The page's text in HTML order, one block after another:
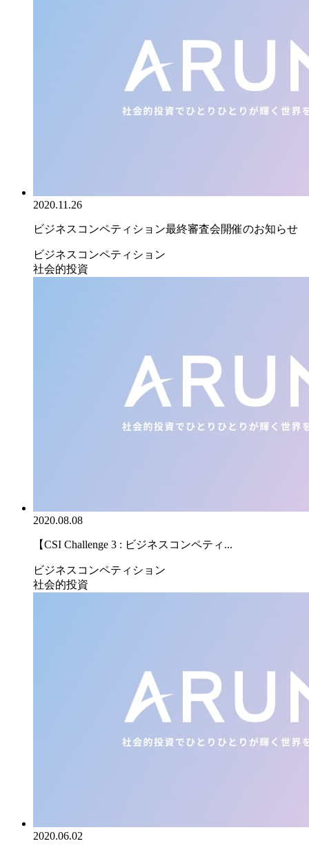
2020.11.26
ビジネスコンペティション最終審査会開催のお知らせ
ビジネスコンペティション
社会的投資
2020.08.08
【CSI Challenge 3 : ビジネスコンペティ...
ビジネスコンペティション
社会的投資
2020.06.02